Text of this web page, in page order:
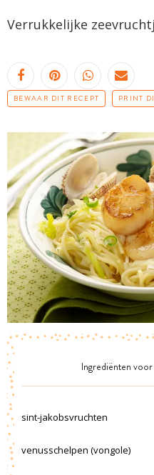
Verrukkelijke
BEWAAR DIT RECEPT PRINT
Ingrediënten voor
sint-jakobsvruchten
venusschelpen (vongole)